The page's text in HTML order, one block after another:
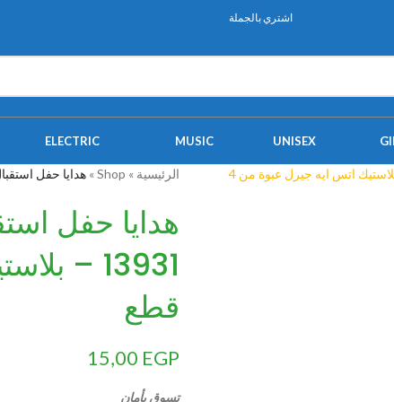
اشتري بالجملة
UNISEX
MUSIC
ELECTRIC
الرئيسية »
Shop
» هدايا حفل استقبال المولود من
هدايا حفل
قطع
15,00 EGP
تسوق بأمان